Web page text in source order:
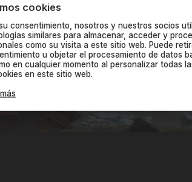
RENOVABLES:
Energías del
futuro
cookies
consentimiento, nosotros y nuestros socios
similares para almacenar, acceder y
como su visita a este sitio web. Puede
u objetar el procesamiento de datos
en cualquier momento al personalizar todas
en este sitio web.